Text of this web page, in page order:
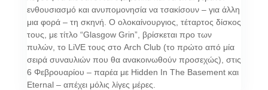
ενθουσιασμό και ανυπομονησία να τσακίσουν – για άλλη
μια φορά – τη σκηνή. Ο ολοκαίνουργιος, τέταρτος δίσκος
τους, με τίτλο “Glasgow Grin”, βρίσκεται προ των
πυλών, το LiVE τους στο Arch Club (το πρώτο από μία
σειρά συναυλιών που θα ανακοινωθούν προσεχώς), στις
6 Φεβρουαρίου – παρέα με Hidden In The Basement και
Eternal – απέχει μόλις λίγες μέρες.